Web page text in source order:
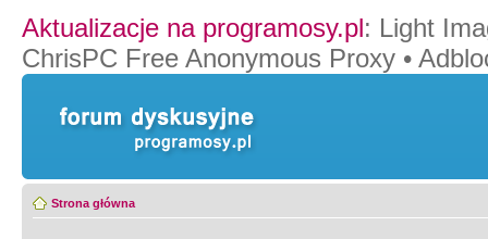
Aktualizacje na programosy.pl: Light
ChrisPC Free Anonymous Proxy •
Strona główna